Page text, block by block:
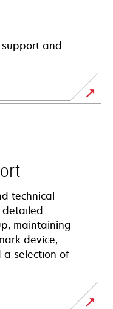
support and
technical
detailed
maintaining
device,
a selection of